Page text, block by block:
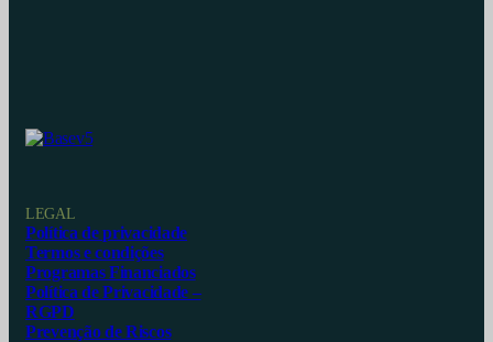
LEGAL
Política de privacidade
Termos e condições
Programas Financiados
Política de Privacidade –
RGPD
Prevenção de Riscos